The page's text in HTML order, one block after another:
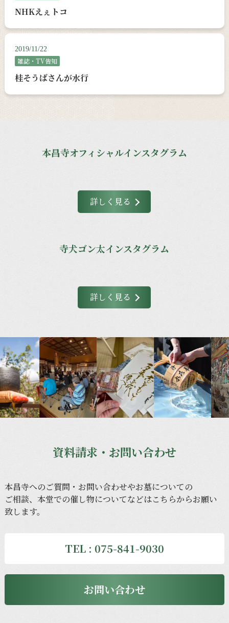
NHKえぇトコ
2019/11/22
雑誌・TV告知
桂そうばさんが水行
本昌寺オフィシャルインスタグラム
詳しく見る
寺犬ゴン太インスタグラム
詳しく見る
資料請求・お問い合わせ
本昌寺へのご質問・ お問い合わせやお墓についての
ご相談、 本堂での催し物についてなどはこちらからお願い
致します。
TEL : 075-841-9030
お問い合わせ